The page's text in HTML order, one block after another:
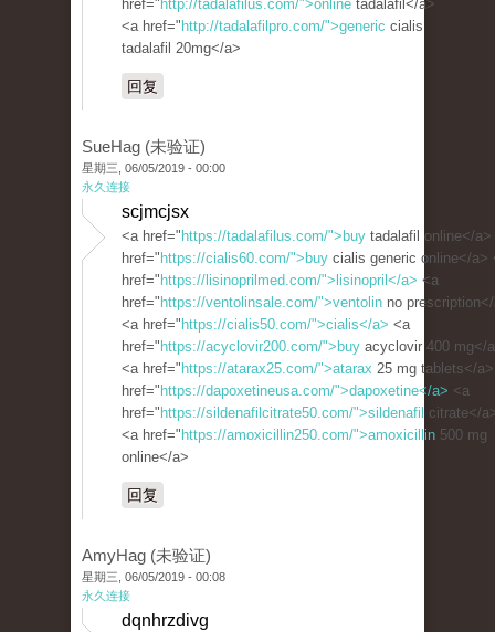
href=" http://tadalafilus.com/">online tadalafil</a>
<a href=" http://tadalafilpro.com/">generic cialis
tadalafil 20mg</a>
回复
SueHag (未验证)
星期三, 06/05/2019 - 00:00
永久连接
scjmcjsx
<a href=" https://tadalafilus.com/">buy tadalafil online</a>
href=" https://cialis60.com/">buy cialis generic online</a>
href=" https://lisinoprilmed.com/">lisinopril</a> <a
href=" https://ventolinsale.com/">ventolin no
<a href=" https://cialis50.com/">cialis</a> <a
href=" https://acyclovir200.com/">buy acyclovir 400 mg</
<a href=" https://atarax25.com/">atarax 25 mg tablets</
href=" https://dapoxetineusa.com/">dapoxetine</a> <a
href=" https://sildenafilcitrate50.com/">sildenafil citrate</
<a href=" https://amoxicillin250.com/">amoxicillin 500 mg
online</a>
回复
AmyHag (未验证)
星期三, 06/05/2019 - 00:08
永久连接
dqnhrzdivg